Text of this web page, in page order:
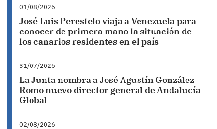
01/08/2026
José Luis Perestelo viaja a Venezuela para
conocer de primera mano la situación de
los canarios residentes en el país
31/07/2026
La Junta nombra a José Agustín González
Romo nuevo director general de Andalucía
Global
02/08/2026